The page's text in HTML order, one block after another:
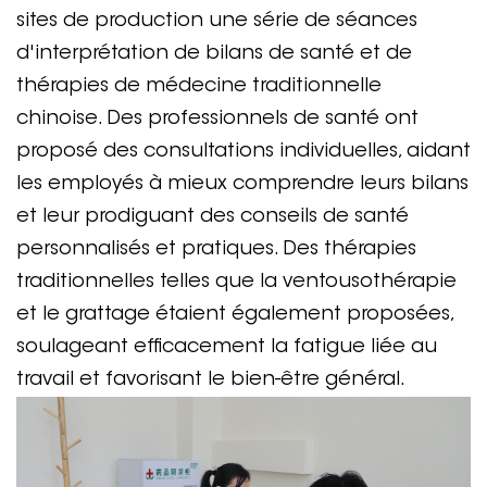
sites de production une série de séances
d'interprétation de bilans de santé et de
thérapies de médecine traditionnelle
chinoise. Des professionnels de santé ont
proposé des consultations individuelles, aidant
les employés à mieux comprendre leurs bilans
et leur prodiguant des conseils de santé
personnalisés et pratiques. Des thérapies
traditionnelles telles que la ventousothérapie
et le grattage étaient également proposées,
soulageant efficacement la fatigue liée au
travail et favorisant le bien-être général.